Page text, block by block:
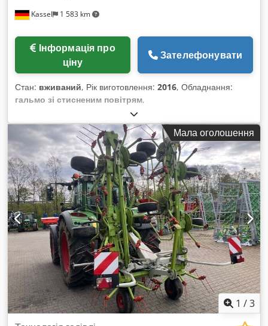
Kassel 1 583 km
ціну
Зателефонувати
Стан: вживаний, Рік виготовлення: 2016, Обладнання:
гальмо зі стисненим повітрям,
Мала оголошення
1 /3